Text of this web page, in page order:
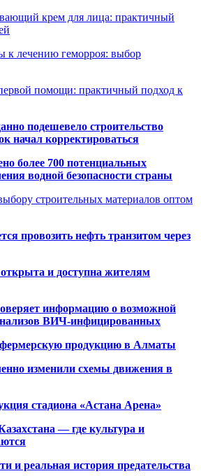
крем для лица: практичный
к лечению геморроя: выбор
помощи: практичный подход к
подешевело строительство
начал корректироваться
более 700 потенциальных
водной безопасности страны
строительных материалов оптом
провозить нефть транзитом через
и доступна жителям
информацию о возможной
ВИЧ-инфицированных
фермерскую продукцию в Алматы
изменили схемы движения в
стадиона «Астана Арена»
— где культура и
и реальная история предательства